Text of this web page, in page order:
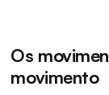
Os
movimento